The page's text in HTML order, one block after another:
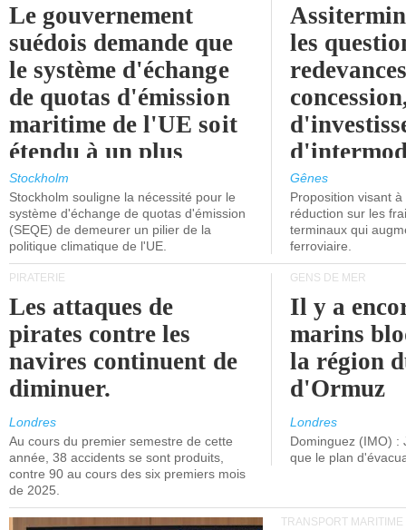
Le gouvernement
suédois demande que
le système d'échange
de quotas d'émission
maritime de l'UE soit
étendu à un plus
grand nombre de
navires.
Stockholm
Stockholm souligne la nécessité pour le
système d'échange de quotas d'émission
(SEQE) de demeurer un pilier de la
politique climatique de l'UE.
les
l'attention
politiciens.
Gênes
Proposition visant
réduction sur les
terminaux qui
ferroviaire.
PIRATERIE
Les attaques de
pirates contre les
navires continuent de
diminuer.
Londres
Au cours du premier semestre de cette
année, 38 accidents se sont produits,
contre 90 au cours des six premiers mois
de 2025.
GENS DE MER
Il y a
marins
la région
d'Ormuz
Londres
Dominguez (IMO) :
que le plan
TRANSPORT MARITIME